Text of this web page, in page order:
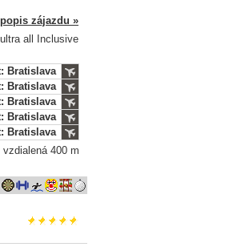
zájazdu »
all Inclusive
Bratislava
Bratislava
Bratislava
Bratislava
Bratislava
400 m